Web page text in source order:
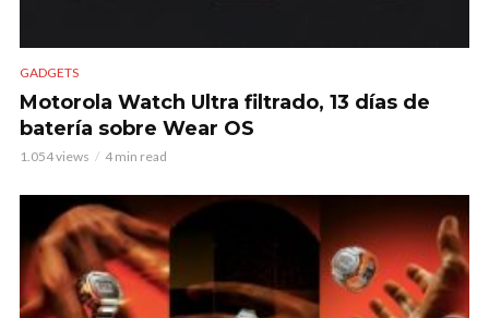
GADGETS
Motorola Watch Ultra filtrado, 13 días de
batería sobre Wear OS
1.054 views 4 min read